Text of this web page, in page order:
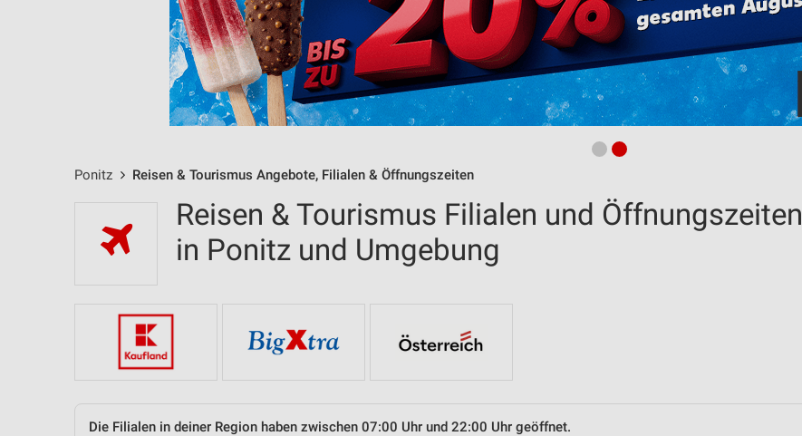
Ponitz Reisen & Tourismus Angebote, Filialen & Öffnungszeiten
Reisen & Tourismus Filialen und Öffnungszeiten
in Ponitz und Umgebung
Die Filialen in deiner Region haben zwischen 07:00 Uhr und 22:00 Uhr geöffnet.